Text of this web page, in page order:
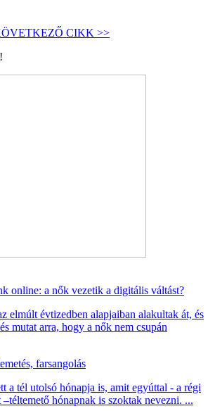
CIKK >>
online: a nők vezetik a digitális váltást?
elmúlt évtizedben alapjaiban alakultak át, és
mutat arra, hogy a nők nem csupán
farsangolás
a tél utolsó hónapja is, amit egyúttal - a régi
hónapnak is szoktak nevezni. ...